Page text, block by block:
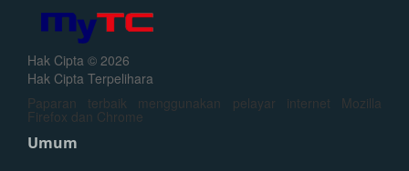
Hak Cipta © 2026
Hak Cipta Terpelihara
Paparan terbaik menggunakan pelayar internet Mozilla
Firefox dan Chrome
Umum